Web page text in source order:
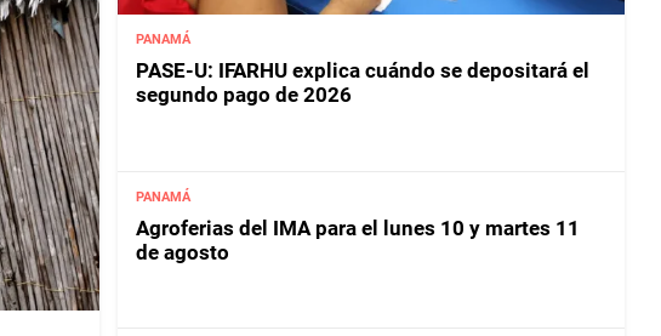
PANAMÁ
PASE-U: IFARHU explica cuándo se depositará el
segundo pago de 2026
PANAMÁ
Agroferias del IMA para el lunes 10 y martes 11
de agosto